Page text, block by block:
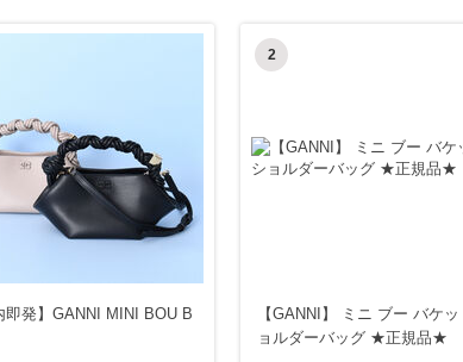
即発】GANNI MINI BOU B
2
【GANNI】 ミニ ブー バケ
ョルダーバッグ ★正規品★